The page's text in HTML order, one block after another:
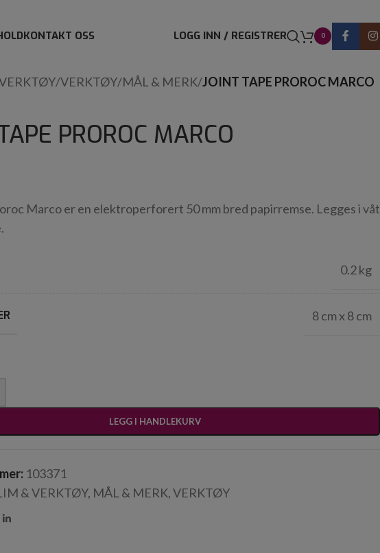
KONTAKT OSS LOGG INN / REGISTRER 0
/VERKTØY/MÅL & MERK/JOINT TAPE PROROC MARCO
PROROC MARCO
Marco er en elektroperforert 50 mm bred papirremse. Legges i våt
0.2 kg
8 cm x 8 cm
LEGG I HANDLEKURV
103371
& VERKTØY, MÅL & MERK,VERKTØY